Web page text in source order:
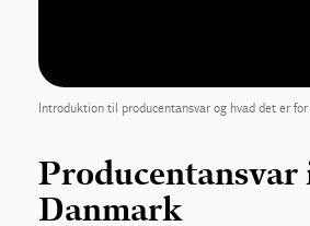
Introduktion til producentansvar og hvad det er
Producentansvar
Danmark